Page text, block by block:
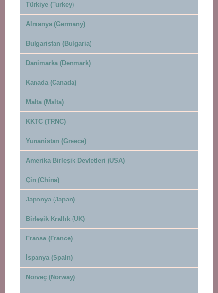
Türkiye (Turkey)
Almanya (Germany)
Bulgaristan (Bulgaria)
Danimarka (Denmark)
Kanada (Canada)
Malta (Malta)
KKTC (TRNC)
Yunanistan (Greece)
Amerika Birleşik Devletleri (USA)
Çin (China)
Japonya (Japan)
Birleşik Krallık (UK)
Fransa (France)
İspanya (Spain)
Norveç (Norway)